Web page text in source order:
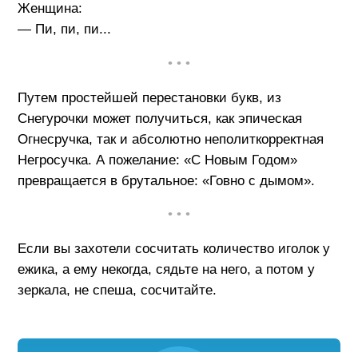
Женщина:
— Пи, пи, пи...
• • •
Путем простейшей перестановки букв, из
Снегурочки может получиться, как эпическая
Огнесручка, так и абсолютно неполиткорректная
Негросучка. А пожелание: «С Новым Годом»
превращается в брутальное: «Говно с дымом».
• • •
Если вы захотели сосчитать количество иголок у
ежика, а ему некогда, сядьте на него, а потом у
зеркала, не спеша, сосчитайте.